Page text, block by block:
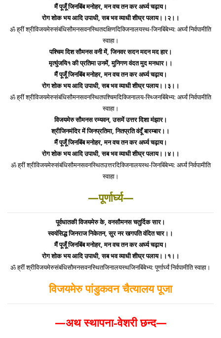
मैं पूजूँ जिनबिंब मनोहर, मन वच तन कर अर्घ्य चढ़ाय।
रोग शोक भय आदि उपाधी, सब भव व्याधी शीघ्र पलाय।।२।।
ॐ ह्रीं श्रीविजयमेरुसंबंधिसौमनसवनस्थितदक्षिणदिक्जिनालयस्थ-जिनबिंबेभ्य: अर्घ्यं निर्वपामीति
स्वाहा।
पश्चिम दिश सौमनस वनी में, जिनवर सदन मदन मद हार।
मृत्युंजयि१ की प्रतिमा उनमें, मुनिगण वंदत मुद मनधार।।
मैं पूजूँ जिनबिंब मनोहर, मन वच तन कर अर्घ्य चढ़ाय।
रोग शोक भय आदि उपाधी, सब भव व्याधी शीघ्र पलाय।।३।।
ॐ ह्रीं श्रीविजयमेरुसंबंधिसौमनसवनस्थितपश्चिमदिक्जिनालय-स्थ्जिनबिंबेभ्य: अर्घ्यं निर्वपामीति
स्वाहा।
विजयमेरु सौमनस रम्यवन, उसमें उत्तर दिशा मंझार।
श्रीजिनमंदिर में जिनप्रतिमा, नितप्रति वंदूँ बारम्बार।।
मैं पूजूँ जिनबिंब मनोहर, मन वच तन कर अर्घ्य चढ़ाय।
रोग शोक भय आदि उपाधी, सब भव व्याधी शीघ्र पलाय।।४।।
ॐ ह्रीं श्रीविजयमेरुसंबंधिसौमनसवनस्थितउत्तरदिक्जिनालयस्थ-जिनबिंबेभ्य: अर्घ्यं निर्वपामीति
स्वाहा।
—पूर्णार्घ्य—
पूर्वधातकी विजयमेरु के, वनसौमनस चतुर्दिक सार।
स्वयंसिद्ध जिनराज निकेतन, सुर नर खगपति वंदित चार।।
मैं पूजूँ जिनबिंब मनोहर, मन वच तन कर अर्घ्य चढ़ाय।
रोग शोक भय आदि उपाधी, सब भव व्याधी शीघ्र पलाय।।१।।
ॐ ह्रीं श्रीविजयमेरुसंबंधिसौमनसवनस्थितजिनालयस्थजिनबिंबेभ्य: पूर्णार्घ्यं निर्वपामीति स्वाहा।
विजयमेरु पांडुकवन चैत्यालय पूजा
—अथ स्थापना-वेशरी छन्द—